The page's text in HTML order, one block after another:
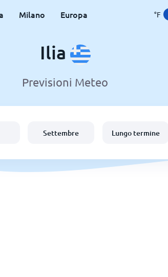
Milano Europa °F
Ilia
Previsioni Meteo
Settembre Lungo termine